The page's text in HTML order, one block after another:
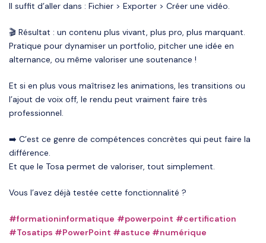
Il suffit d’aller dans : Fichier > Exporter > Créer une vidéo.
🎬 Résultat : un contenu plus vivant, plus pro, plus marquant.
Pratique pour dynamiser un portfolio, pitcher une idée en
alternance, ou même valoriser une soutenance !
Et si en plus vous maîtrisez les animations, les transitions ou
l’ajout de voix off, le rendu peut vraiment faire très
professionnel.
➡️ C’est ce genre de compétences concrètes qui peut faire la
différence.
Et que le Tosa permet de valoriser, tout simplement.
Vous l’avez déjà testée cette fonctionnalité ?
#formationinformatique #powerpoint #certification
#Tosatips #PowerPoint #astuce #numérique